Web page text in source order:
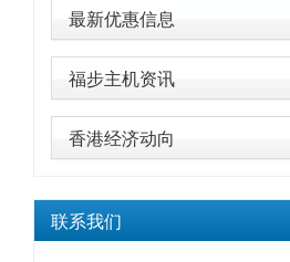
最新优惠信息
福步主机资讯
香港经济动向
联系我们